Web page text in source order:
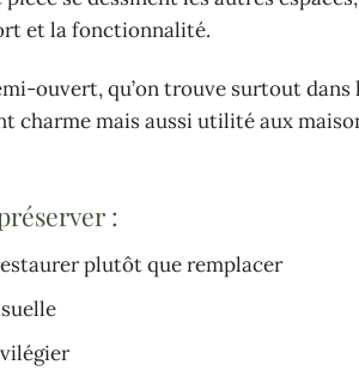
et la fonctionnalité.
ouvert, qu’on trouve surtout dans
charme mais aussi utilité aux
:
plutôt que remplacer